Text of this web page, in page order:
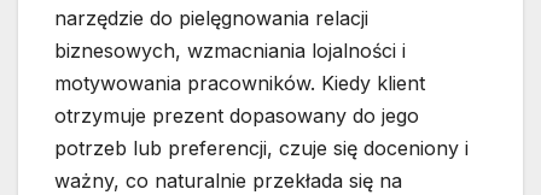
narzędzie do pielęgnowania relacji
biznesowych, wzmacniania lojalności i
motywowania pracowników. Kiedy klient
otrzymuje prezent dopasowany do jego
potrzeb lub preferencji, czuje się doceniony i
ważny, co naturalnie przekłada się na